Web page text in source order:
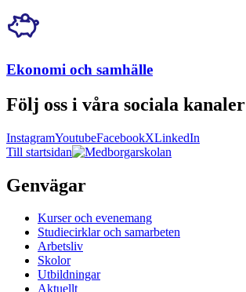
Ekonomi och samhälle
Följ oss i våra sociala kanaler
InstagramYoutubeFacebookXLinkedIn
Till startsidan
Genvägar
Kurser och evenemang
Studiecirklar och samarbeten
Arbetsliv
Skolor
Utbildningar
Aktuellt